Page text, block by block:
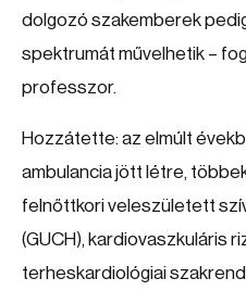
dolgozó szakemberek
spektrumát művelhetik –
professzor.
Hozzátette: az elmúlt
ambulancia jött létre,
felnőttkori veleszületett
(GUCH), kardiovaszkuláris
terheskardiológiai